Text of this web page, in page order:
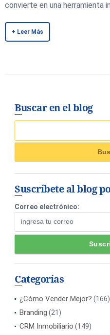
convierte en una herramienta
+ Leer Más
Buscar en el blog
Suscríbete al blog
Correo electrónico:
Categorías
¿Cómo Vender Mejor? (166)
Branding (21)
CRM Inmobiliario (149)